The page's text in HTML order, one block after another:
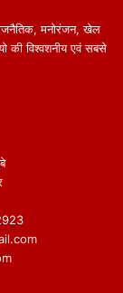
मनोरंजन, खेल
की विश्वशनीय एवं सबसे